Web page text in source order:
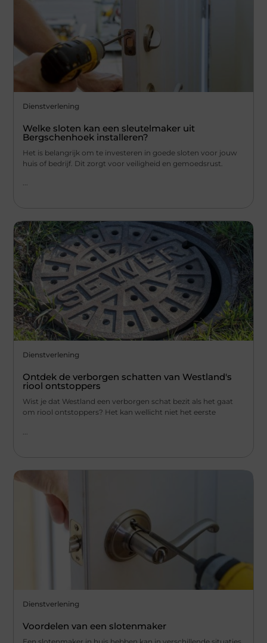
Dienstverlening
Welke sloten kan een sleutelmaker uit
Bergschenhoek installeren?
Het is belangrijk om te investeren in goede sloten voor jouw
huis of bedrijf. Dit zorgt voor veiligheid en gemoedsrust.
...
Dienstverlening
Ontdek de verborgen schatten van Westland's
riool ontstoppers
Wist je dat Westland een verborgen schat bezit als het gaat
om riool ontstoppers? Het kan wellicht niet het eerste
Dienstverlening
Voordelen van een slotenmaker